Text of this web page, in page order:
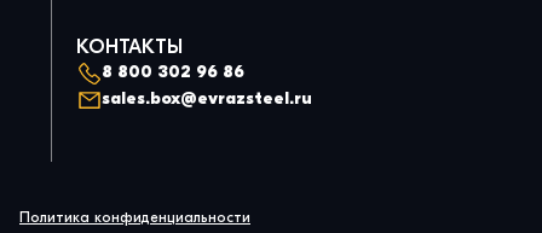
КОНТАКТЫ
8 800 302 96 86
sales.box@evrazsteel.ru
Политика конфиденциальности